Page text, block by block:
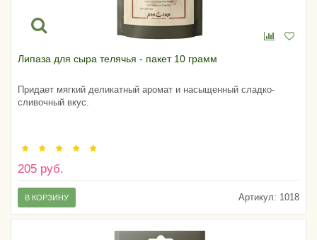
Липаза для сыра телячья - пакет 10 грамм
Придает мягкий деликатный аромат и насыщенный сладко-
сливочный вкус.
205 руб.
Артикул: 1018
В КОРЗИНУ